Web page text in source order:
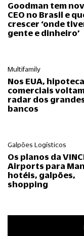
Goodman tem
CEO no Brasil e
crescer ‘onde
gente e dinheiro’
Multifamily
Nos EUA,
comerciais
radar dos
bancos
Galpões Logísticos
Os planos da
Airports para
hotéis, galpões,
shopping